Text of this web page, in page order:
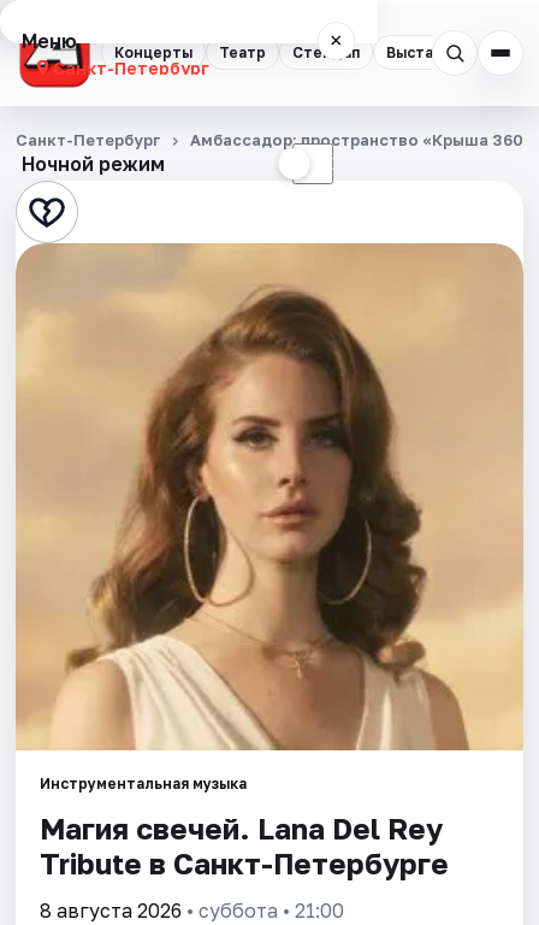
Концерты Театр Стендап Выставки
Меню ×
Санкт-Петербург
Концерты
Театр
Стендап
Города
Площадки
Ночной режим ☾
Санкт-Петербург Амбассадор: пространство «Крыша 360»
Инструментальная музыка
Магия свечей. Lana Del Rey
Tribute в Санкт-Петербурге
8 августа 2026 • суббота • 21:00